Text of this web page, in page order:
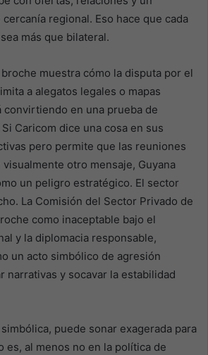
regional. Eso hace que cada
más que bilateral.
muestra cómo la disputa por el
a alegatos legales o mapas
en una prueba de
Caricom dice una cosa en sus
pero permite que las reuniones
otro mensaje, Guyana
un peligro estratégico. El sector
La Comisión del Sector Privado de
como inaceptable bajo el
y la diplomacia responsable,
un acto simbólico de agresión
narrativas y socavar la estabilidad
puede sonar exagerada para
es, al menos no en la política de